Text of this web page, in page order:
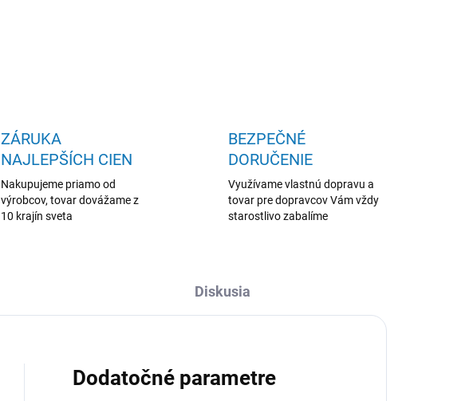
ZÁRUKA
NAJLEPŠÍCH CIEN
Nakupujeme priamo od
výrobcov, tovar dovážame z
10 krajín sveta
BEZPEČNÉ
DORUČENIE
Využívame vlastnú dopravu a
tovar pre dopravcov Vám vždy
starostlivo zabalíme
Diskusia
Dodatočné parametre